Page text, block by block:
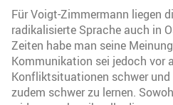
Für Voigt-Zimmermann liegen
radikalisierte Sprache auch in
Zeiten habe man seine
Kommunikation sei jedoch vor
Konfliktsituationen schwer
zudem schwer zu lernen.